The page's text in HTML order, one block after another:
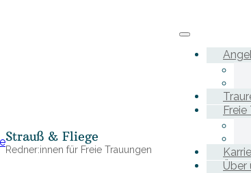
Strauß & Fliege
Redner:innen für Freie Trauungen
Über